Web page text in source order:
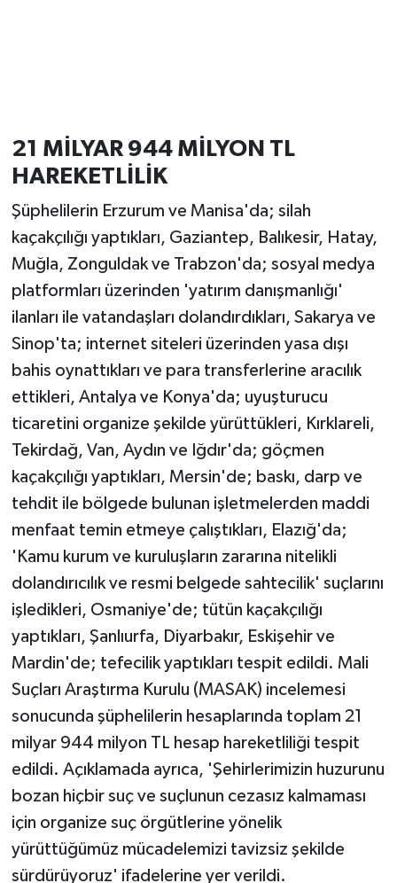
21 MİLYAR 944 MİLYON TL
HAREKETLİLİK
Şüphelilerin Erzurum ve Manisa'da; silah
kaçakçılığı yaptıkları, Gaziantep, Balıkesir, Hatay,
Muğla, Zonguldak ve Trabzon'da; sosyal medya
platformları üzerinden 'yatırım danışmanlığı'
ilanları ile vatandaşları dolandırdıkları, Sakarya ve
Sinop'ta; internet siteleri üzerinden yasa dışı
bahis oynattıkları ve para transferlerine aracılık
ettikleri, Antalya ve Konya'da; uyuşturucu
ticaretini organize şekilde yürüttükleri, Kırklareli,
Tekirdağ, Van, Aydın ve Iğdır'da; göçmen
kaçakçılığı yaptıkları, Mersin'de; baskı, darp ve
tehdit ile bölgede bulunan işletmelerden maddi
menfaat temin etmeye çalıştıkları, Elazığ'da;
'Kamu kurum ve kuruluşların zararına nitelikli
dolandırıcılık ve resmi belgede sahtecilik' suçlarını
işledikleri, Osmaniye'de; tütün kaçakçılığı
yaptıkları, Şanlıurfa, Diyarbakır, Eskişehir ve
Mardin'de; tefecilik yaptıkları tespit edildi. Mali
Suçları Araştırma Kurulu (MASAK) incelemesi
sonucunda şüphelilerin hesaplarında toplam 21
milyar 944 milyon TL hesap hareketliliği tespit
edildi. Açıklamada ayrıca, 'Şehirlerimizin huzurunu
bozan hiçbir suç ve suçlunun cezasız kalmaması
için organize suç örgütlerine yönelik
yürüttüğümüz mücadelemizi tavizsiz şekilde
sürdürüyoruz' ifadelerine yer verildi.